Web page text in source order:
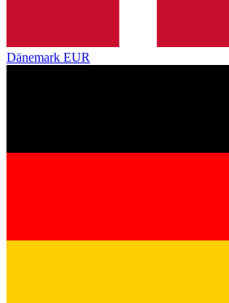
Dänemark EUR